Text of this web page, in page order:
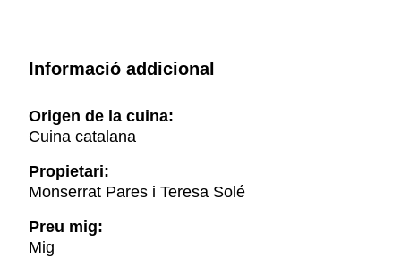
Informació addicional
Origen de la cuina:
Cuina catalana
Propietari:
Monserrat Pares i Teresa Solé
Preu mig:
Mig